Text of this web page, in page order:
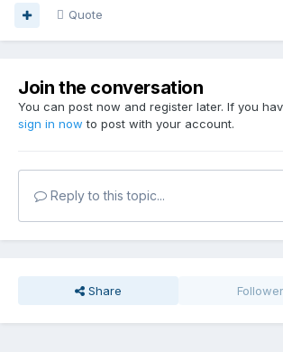
Quote
Join the conversation
You can post now and register later. If you
sign in now to post with your account.
Reply to this topic...
Share